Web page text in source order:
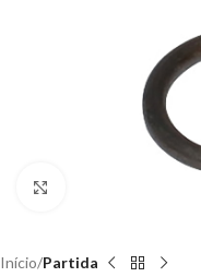
Início Partida